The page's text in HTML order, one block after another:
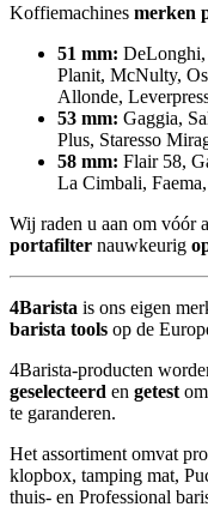
Koffiemachines merken
51 mm: DeLonghi,
Planit, McNulty,
Allonde,
53 mm: Gaggia,
Plus, Staresso
58 mm: Flair 58,
La Cimbali,
Wij raden u aan om vóór
portafilter nauwkeurig
4Barista is ons eigen
barista tools op de
4Barista-producten
geselecteerd en getest
te garanderen.
Het assortiment omvat
klopbox, tamping mat,
thuis- en Professional